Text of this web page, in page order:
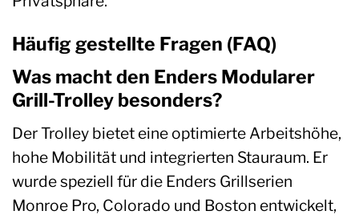
Häufig gestellte Fragen (FAQ)
Was macht den Enders Modularer
Grill-Trolley besonders?
Der Trolley bietet eine optimierte Arbeitshöhe,
hohe Mobilität und integrierten Stauraum. Er
wurde speziell für die Enders Grillserien
Monroe Pro, Colorado und Boston entwickelt,